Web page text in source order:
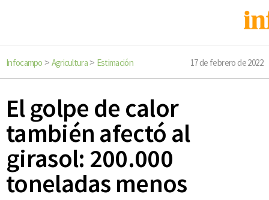
Infocampo > Agricultura> Estimación 17 de febrero de 2022
El golpe de calor
también afectó al
girasol: 200.000
toneladas menos